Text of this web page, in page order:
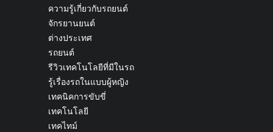
ความรู้เกี่ยวกับรถยนต์
จักรยานยนต์
ต่างประเทศ
รถยนต์
รีวิวเทคโนโลยีที่มีในรถ
รู้เรื่องรถในแบบผู้หญิง
เทคนิคการขับขี่
เทคโนโลยี
เทคไทม์